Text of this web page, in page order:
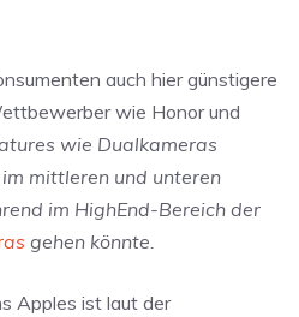
auch hier günstigere
wie Honor und
wie Dualkameras
mittleren und unteren
im HighEnd-Bereich der
gehen könnte.
Apples ist laut der